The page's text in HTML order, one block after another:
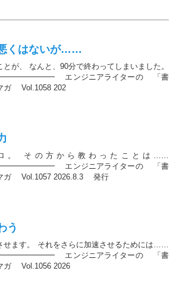
くはないが……
が、 なんと、90分で終わってしまいました。
エンジニアライターの 「書
ガ Vol.1058 202
。 その方から教わったことは……
エンジニアライターの 「書
ガ Vol.1057 2026.8.3 発行
う
せます。 それをさらに加速させるためには……
エンジニアライターの 「書
ガ Vol.1056 2026